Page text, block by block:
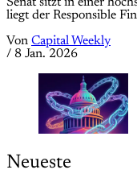
Senat sitzt in einer
liegt der Responsible
Von Capital Weekly
/ 8 Jan. 2026
Neueste